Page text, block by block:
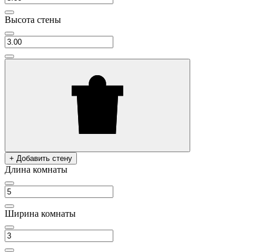
Высота стены
+ Добавить стену
Длина комнаты
Ширина комнаты